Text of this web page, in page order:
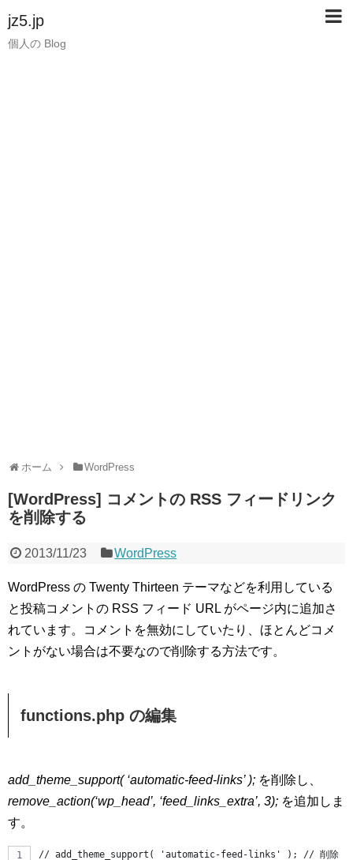
jz5.jp
個人の Blog
ホーム WordPress
[WordPress] コメントの RSS フィードリンク
を削除する
2013/11/23 WordPress
WordPress の Twenty Thirteen テーマなどを利用している
と投稿コメントの RSS フィード URL がページ内に追加さ
れています。コメントを無効にしていたり、ほとんどコメ
ントがない場合は不要なので削除する方法です。
functions.php の編集
add_theme_support( ‘automatic-feed-links’ ); を削除し、
remove_action(‘wp_head’, ‘feed_links_extra’, 3); を追加しま
す。
// add_theme_support( 'automatic-feed-links' ); // 削除